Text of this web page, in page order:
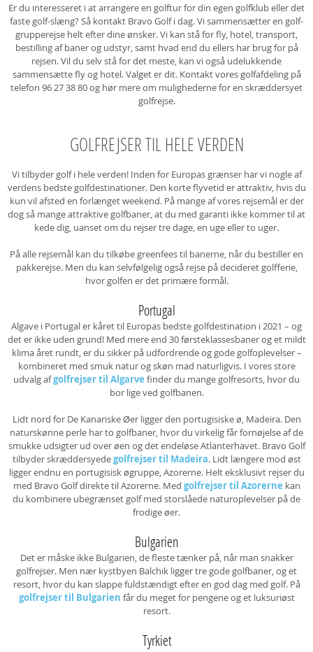
Er du interesseret i at arrangere en golftur for din egen golfklub eller det
faste golf-slæng? Så kontakt Bravo Golf i dag. Vi sammensætter en golf-
grupperejse helt efter dine ønsker. Vi kan stå for fly, hotel, transport,
bestilling af baner og udstyr, samt hvad end du ellers har brug for på
rejsen. Vil du selv stå for det meste, kan vi også udelukkende
sammensætte fly og hotel. Valget er dit. Kontakt vores golfafdeling på
telefon 96 27 38 80 og hør mere om mulighederne for en skræddersyet
golfrejse.
GOLFREJSER TIL HELE VERDEN
Vi tilbyder golf i hele verden! Inden for Europas grænser har vi nogle af
verdens bedste golfdestinationer. Den korte flyvetid er attraktiv, hvis du
kun vil afsted en forlænget weekend. På mange af vores rejsemål er der
dog så mange attraktive golfbaner, at du med garanti ikke kommer til at
kede dig, uanset om du rejser tre dage, en uge eller to uger.
På alle rejsemål kan du tilkøbe greenfees til banerne, når du bestiller en
pakkerejse. Men du kan selvfølgelig også rejse på decideret golfferie,
hvor golfen er det primære formål.
Portugal
Algave i Portugal er kåret til Europas bedste golfdestination i 2021 – og
det er ikke uden grund! Med mere end 30 førsteklassesbaner og et mildt
klima året rundt, er du sikker på udfordrende og gode golfoplevelser –
kombineret med smuk natur og skøn mad naturligvis. I vores store
udvalg afgolfrejser til Algarve finder du mange golfresorts, hvor du
bor lige ved golfbanen.
Lidt nord for De Kanariske Øer ligger den portugisiske ø, Madeira. Den
naturskønne perle har to golfbaner, hvor du virkelig får fornøjelse af de
smukke udsigter ud over øen og det endeløse Atlanterhavet. Bravo Golf
tilbyder skræddersyedegolfrejser til Madeira. Lidt længere mod øst
ligger endnu en portugisisk øgruppe, Azorerne. Helt eksklusivt rejser du
med Bravo Golf direkte til Azorerne. Med golfrejser til Azorerne kan
du kombinere ubegrænset golf med storslåede naturoplevelser på de
frodige øer.
Bulgarien
Det er måske ikke Bulgarien, de fleste tænker på, når man snakker
golfrejser. Men nær kystbyen Balchik ligger tre gode golfbaner, og et
resort, hvor du kan slappe fuldstændigt efter en god dag med golf. På
golfrejser til Bulgarien får du meget for pengene og et luksuriøst
resort.
Tyrkiet